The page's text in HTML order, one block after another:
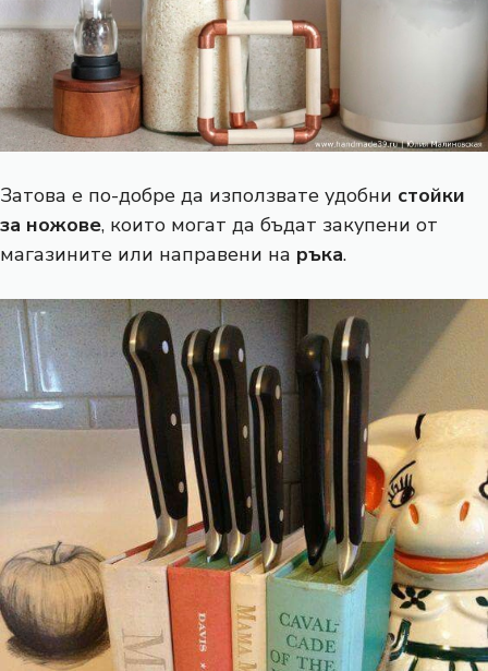
Затова е по-добре да използвате удобни стойки
за ножове, които могат да бъдат закупени от
магазините или направени на ръка.